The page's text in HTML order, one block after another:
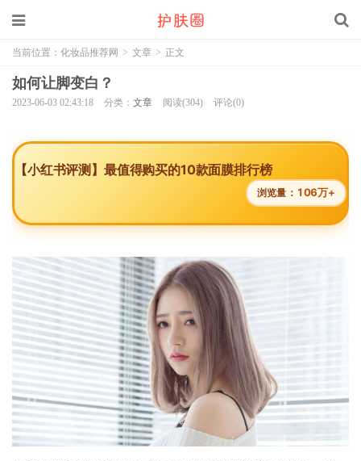
当前位置： 化妆品推荐网 > 文章 > 正文
如何让脚变白？
2023-06-03 02:43:18 分类： 文章 阅读(304) 评论(0)
【小红书评测】最值得购买的10款面膜排行榜
浏览量： 106万+